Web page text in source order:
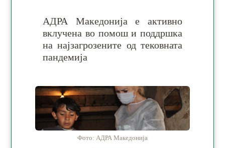
АДРА Македонија е ак­тив­но
вклу­че­на во по­мош и под­дршка
на нај­за­гро­зе­ни­те од те­ков­на­та
пан­де­ми­ја
Фото: АДРА Македонија